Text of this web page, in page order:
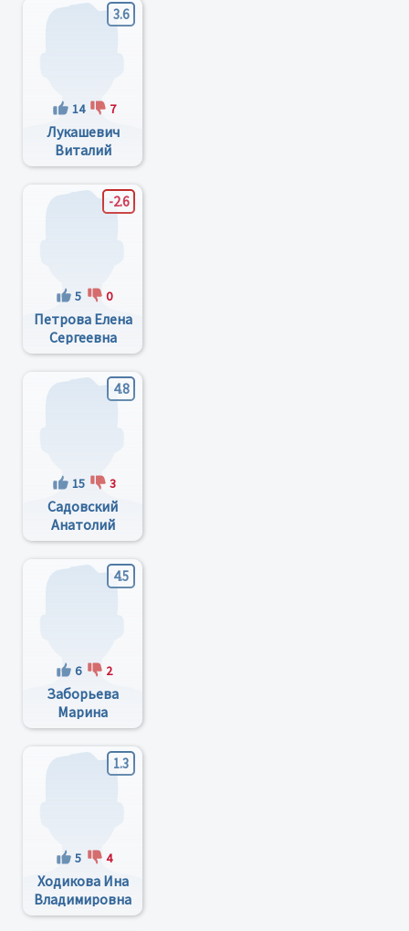
3.6
14 7
Лукашевич
Виталий
Матвеевич
-2.6
5 0
Петрова Елена
Сергеевна
4.8
15 3
Садовский
Анатолий
Владимирович
4.5
6 2
Заборьева
Марина
Игоревна
1.3
5 4
Ходикова Ина
Владимировна